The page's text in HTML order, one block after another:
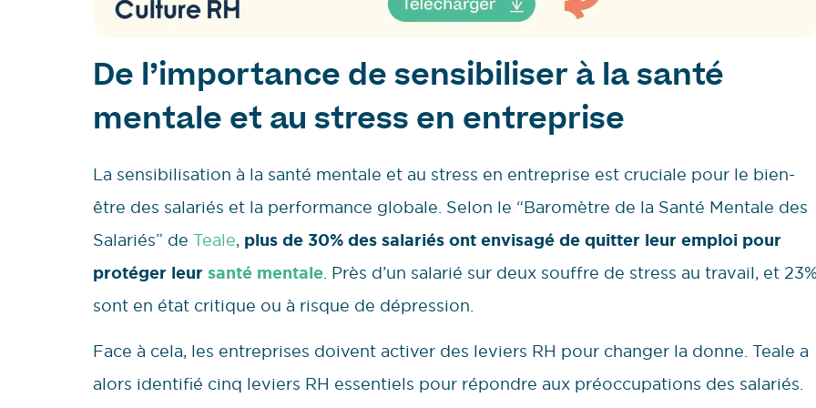
De l’importance de sensibiliser à la santé
mentale et au stress en entreprise
La sensibilisation à la santé mentale et au stress en entreprise est cruciale pour le bien-
être des salariés et la performance globale. Selon le “Baromètre de la Santé Mentale des
Salariés” de Teale, plus de 30% des salariés ont envisagé de quitter leur emploi pour
protéger leur santé mentale. Près d’un salarié sur deux souffre de stress au travail, et
sont en état critique ou à risque de dépression.
Face à cela, les entreprises doivent activer des leviers RH pour changer la donne. Teale a
alors identifié cinq leviers RH essentiels pour répondre aux préoccupations des salariés.